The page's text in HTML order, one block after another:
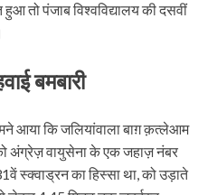
तो पंजाब विश्वविद्यालय की दसवीं
बमबारी
आया कि जलियांवाला बाग़ क़त्लेआम
अंग्रेज़ वायुसेना के एक जहाज़ नंबर
स्क्वाड्रन का हिस्सा था, को उड़ाते